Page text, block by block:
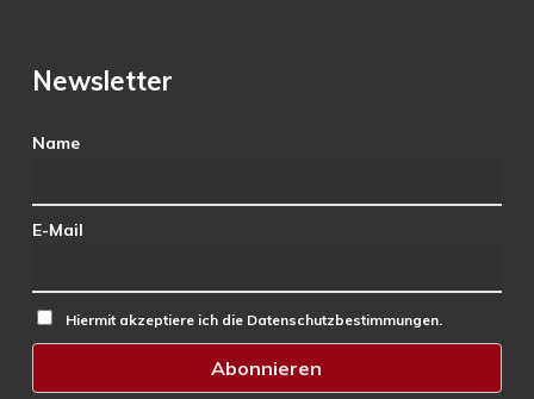
Newsletter
Name
E-Mail
Hiermit akzeptiere ich die Datenschutzbestimmungen.